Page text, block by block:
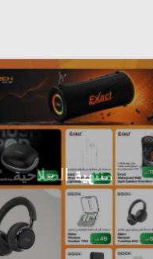
منتهية الصلاحية